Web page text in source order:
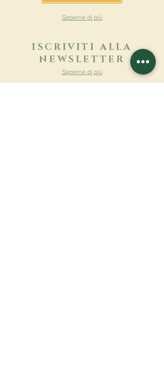
Saperne di più
ISCRIVITI ALLA
NEWSLETTER
Saperne di più